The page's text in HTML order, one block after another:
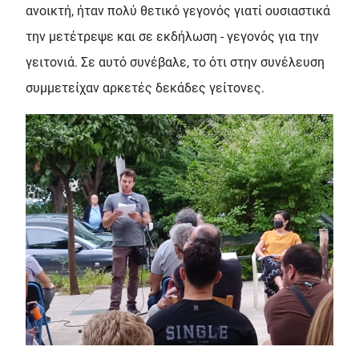
ανοικτή, ήταν πολύ θετικό γεγονός γιατί ουσιαστικά
την μετέτρεψε και σε εκδήλωση - γεγονός για την
γειτονιά. Σε αυτό συνέβαλε, το ότι στην συνέλευση
συμμετείχαν αρκετές δεκάδες γείτονες.